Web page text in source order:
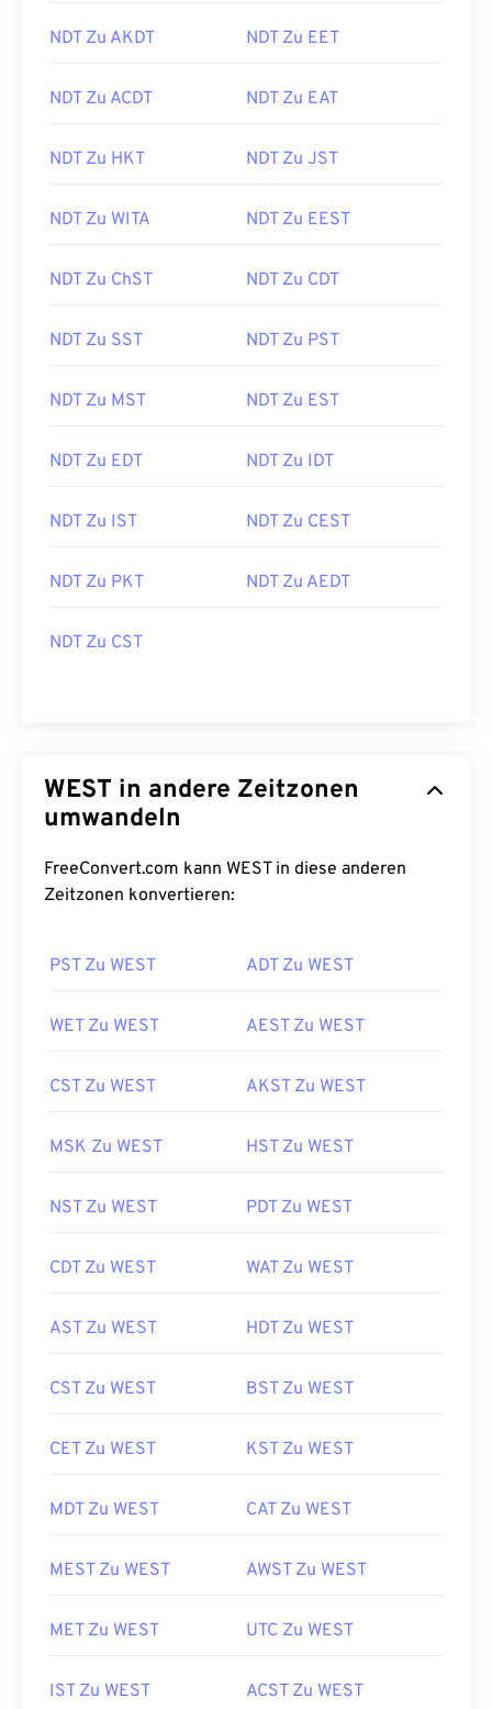
NDT Zu AKDT NDT Zu EET
NDT Zu ACDT NDT Zu EAT
NDT Zu HKT NDT Zu JST
NDT Zu WITA NDT Zu EEST
NDT Zu ChST NDT Zu CDT
NDT Zu SST NDT Zu PST
NDT Zu MST NDT Zu EST
NDT Zu EDT NDT Zu IDT
NDT Zu IST NDT Zu CEST
NDT Zu PKT NDT Zu AEDT
NDT Zu CST
WEST in andere Zeitzonen
umwandeln
FreeConvert.com kann WEST in diese anderen
Zeitzonen konvertieren:
PST Zu WEST ADT Zu WEST
WET Zu WEST AEST Zu WEST
CST Zu WEST AKST Zu WEST
MSK Zu WEST HST Zu WEST
NST Zu WEST PDT Zu WEST
CDT Zu WEST WAT Zu WEST
AST Zu WEST HDT Zu WEST
CST Zu WEST BST Zu WEST
CET Zu WEST KST Zu WEST
MDT Zu WEST CAT Zu WEST
MEST Zu WEST AWST Zu WEST
MET Zu WEST UTC Zu WEST
IST Zu WEST ACST Zu WEST